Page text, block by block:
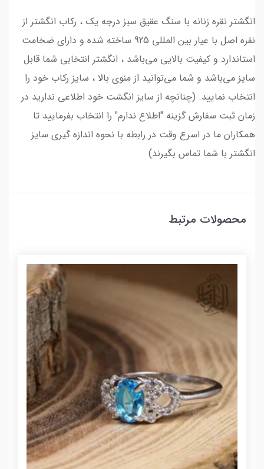
انگشتر نقره زنانه با سنگ عقیق سبز درجه یک ، رکاب انگشتر از
نقره اصل با عیار بین المللی 925 ساخته شده و دارای ضخامت
استاندارد و کیفیت بالایی می‌باشد ، انگشتر انتخابی شما قابل
سایز می‌باشد و شما می‌توانید از منوی بالا ، سایز رکاب خود را
انتخاب نمایید. (چنانچه از سایز انگشت خود اطلاعی ندارید در
زمان ثبت سفارش گزینه "اطلاع ندارم" را انتخاب بفرمایید تا
همکاران ما در اسرع وقت در رابطه با نحوه اندازه گیری سایز
انگشتر با شما تماس بگیرند)
محصولات مرتبط